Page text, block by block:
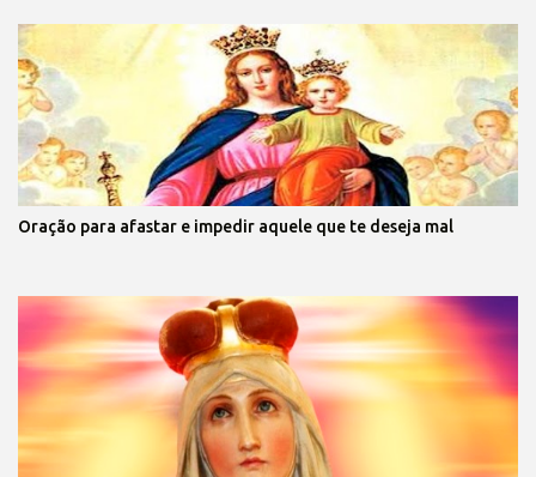
Oração para afastar e impedir aquele que te deseja mal